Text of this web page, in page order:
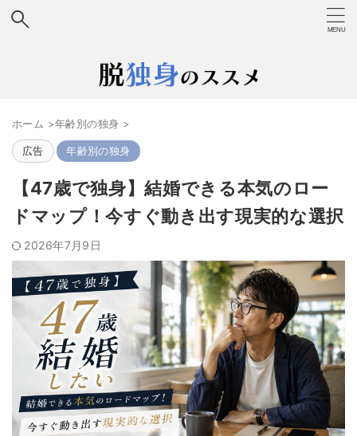
ホーム >年齢別の独身 >
広告 年齢別の独身
【47歳で独身】結婚できる本気のロー
ドマップ！今すぐ動き出す現実的な選択
2026年7月9日